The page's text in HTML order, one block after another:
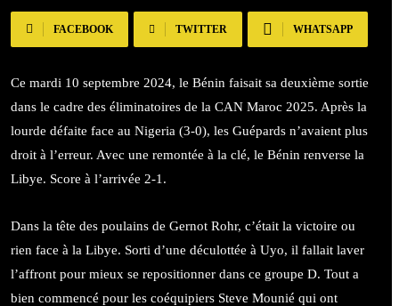
FACEBOOK TWITTER WHATSAPP
Ce mardi 10 septembre 2024, le Bénin faisait sa deuxième sortie
dans le cadre des éliminatoires de la CAN Maroc 2025. Après la
lourde défaite face au Nigeria (3-0), les Guépards n’avaient plus
droit à l’erreur. Avec une remontée à la clé, le Bénin renverse la
Libye. Score à l’arrivée 2-1.
Dans la tête des poulains de Gernot Rohr, c’était la victoire ou
rien face à la Libye. Sorti d’une déculottée à Uyo, il fallait laver
l’affront pour mieux se repositionner dans ce groupe D. Tout a
bien commencé pour les coéquipiers Steve Mounié qui ont